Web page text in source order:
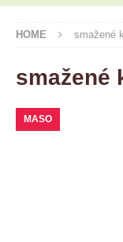
HOME smažené
smažené
MASO